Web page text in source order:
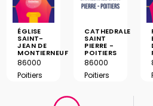
ÉGLISE
SAINT-
JEAN DE
MONTIERNEUF
86000
Poitiers
CATHEDRALE
SAINT
PIERRE -
POITIERS
86000
Poitiers